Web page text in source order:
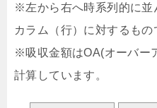
※左から右へ時系列的に並
カラム（行）に対するもの
※吸収金額はOA(オーバー
計算しています。